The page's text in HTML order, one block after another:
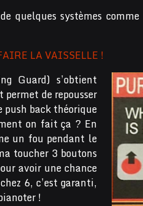
quelques systèmes
LA VAISSELLE !
Guard) s’obtient
de repousser
push back théorique
on fait ça ? En
un fou pendant le
toucher 3 boutons
avoir une chance
6, c’est garanti,
!